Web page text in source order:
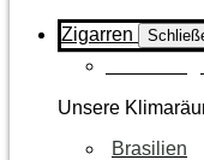
Zigarren
Unsere
Brasilien